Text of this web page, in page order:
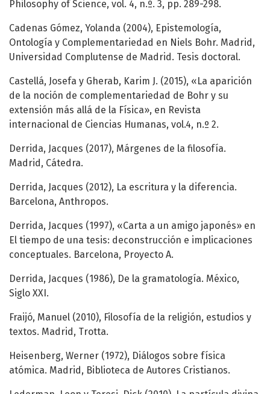
Philosophy of Science, vol. 4, n.º. 3, pp. 289-298.
Cadenas Gómez, Yolanda (2004), Epistemología,
Ontología y Complementariedad en Niels Bohr. Madrid,
Universidad Complutense de Madrid. Tesis doctoral.
Castellá, Josefa y Gherab, Karim J. (2015), «La aparición
de la noción de complementariedad de Bohr y su
extensión más allá de la Física», en Revista
internacional de Ciencias Humanas, vol.4, n.º 2.
Derrida, Jacques (2017), Márgenes de la filosofía.
Madrid, Cátedra.
Derrida, Jacques (2012), La escritura y la diferencia.
Barcelona, Anthropos.
Derrida, Jacques (1997), «Carta a un amigo japonés» en
El tiempo de una tesis: deconstrucción e implicaciones
conceptuales. Barcelona, Proyecto A.
Derrida, Jacques (1986), De la gramatología. México,
Siglo XXI.
Fraijó, Manuel (2010), Filosofía de la religión, estudios y
textos. Madrid, Trotta.
Heisenberg, Werner (1972), Diálogos sobre física
atómica. Madrid, Biblioteca de Autores Cristianos.